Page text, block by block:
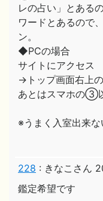
レの占い」とある
ワードとあるので
ン。
◆PCの場合
サイトにアクセス
→トップ画面右上
あとはスマホの③
※うまく入室出来な
228 : きなこさん
鑑定希望です